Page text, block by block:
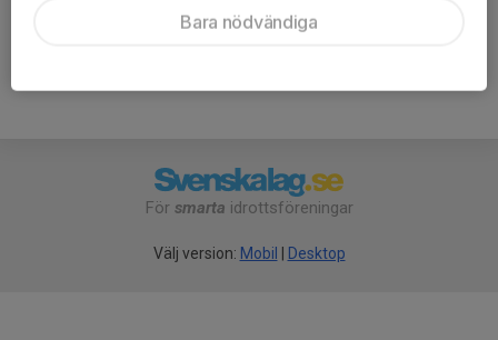
För smarta idrottsföreningar
Välj version: Mobil Desktop
Bara nödvändiga